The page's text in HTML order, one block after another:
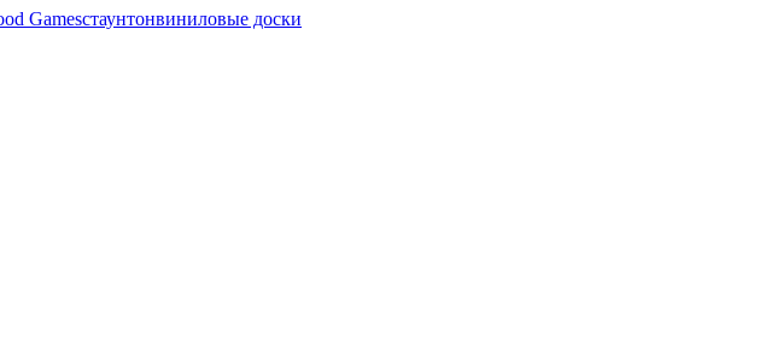
Gamesстаунтонвиниловые доски